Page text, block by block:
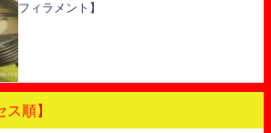
フィラメント】
順】